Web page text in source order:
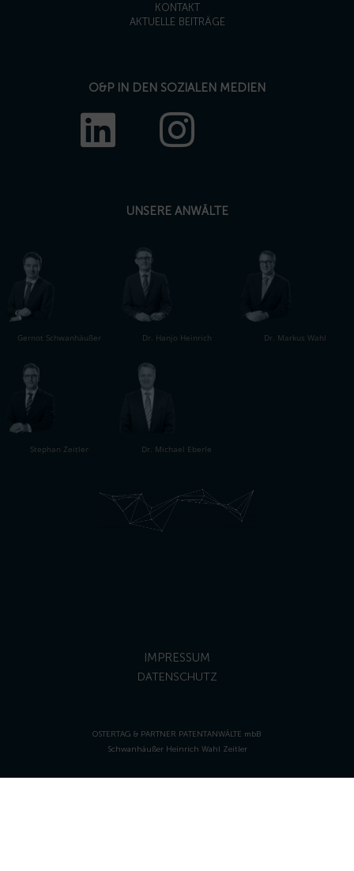
KONTAKT
AKTUELLE BEITRÄGE
O&P IN DEN SOZIALEN MEDIEN
UNSERE ANWÄLTE
Gernot Schwanhäußer Dr. Hanjo Heinrich Dr. Markus Wahl
Stephan Zeitler Dr. Michael Eberle
IMPRESSUM
DATENSCHUTZ
OSTERTAG & PARTNER PATENTANWÄLTE mbB
Schwanhäußer Heinrich Wahl Zeitler